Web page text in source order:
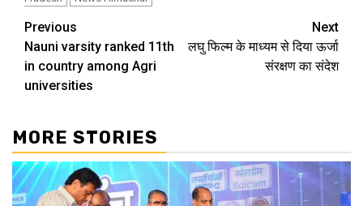
Continue
Reading
Previous
Nauni varsity ranked 11th
in country among Agri
universities
Next
लघु फिल्म के माध्यम से दिया ऊर्जा
संरक्षण का संदेश
MORE STORIES